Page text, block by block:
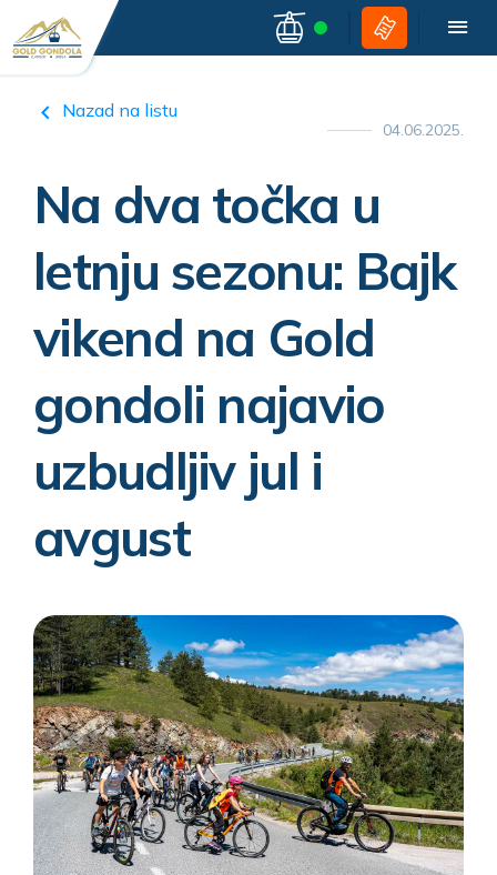
Nazad na listu
04.06.2025.
Na dva točka u
letnju sezonu: Bajk
vikend na Gold
gondoli najavio
uzbudljiv jul i
avgust